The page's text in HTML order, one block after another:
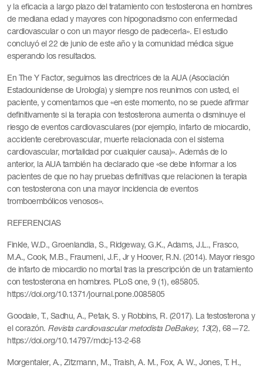
y la eficacia a largo plazo del tratamiento con testosterona en hombres
de mediana edad y mayores con hipogonadismo con enfermedad
cardiovascular o con un mayor riesgo de padecerla». El estudio
concluyó el 22 de junio de este año y la comunidad médica sigue
esperando los resultados.
En The Y Factor, seguimos las directrices de la AUA (Asociación
Estadounidense de Urología) y siempre nos reunimos con usted, el
paciente, y comentamos que «en este momento, no se puede afirmar
definitivamente si la terapia con testosterona aumenta o disminuye el
riesgo de eventos cardiovasculares (por ejemplo, infarto de miocardio,
accidente cerebrovascular, muerte relacionada con el sistema
cardiovascular, mortalidad por cualquier causa)». Además de lo
anterior, la AUA también ha declarado que «se debe informar a los
pacientes de que no hay pruebas definitivas que relacionen la terapia
con testosterona con una mayor incidencia de eventos
tromboembólicos venosos».
REFERENCIAS
Finkle, W.D., Groenlandia, S., Ridgeway, G.K., Adams, J.L., Frasco,
M.A., Cook, M.B., Fraumeni, J.F., Jr y Hoover, R.N. (2014). Mayor riesgo
de infarto de miocardio no mortal tras la prescripción de un tratamiento
con testosterona en hombres. PLoS one, 9 (1), e85805.
https://doi.org/10.1371/journal.pone.0085805
Goodale, T., Sadhu, A., Petak, S. y Robbins, R. (2017). La testosterona y
el corazón. Revista cardiovascular metodista DeBakey, 13(2), 68—72.
https://doi.org/10.14797/mdcj-13-2-68
Morgentaler, A., Zitzmann, M., Traish, A. M., Fox, A. W., Jones, T. H.,